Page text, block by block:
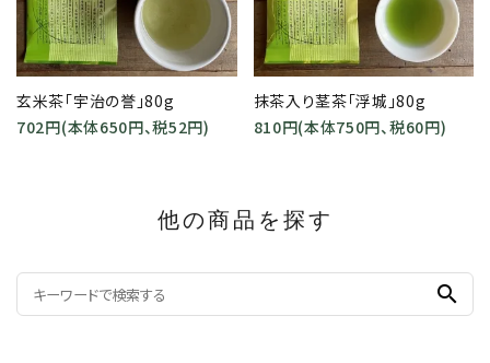
玄米茶「宇治の誉」80g
702円(本体650円、税52円)
抹茶入り茎茶「浮城」80g
810円(本体750円、税60円)
他の商品を探す
search